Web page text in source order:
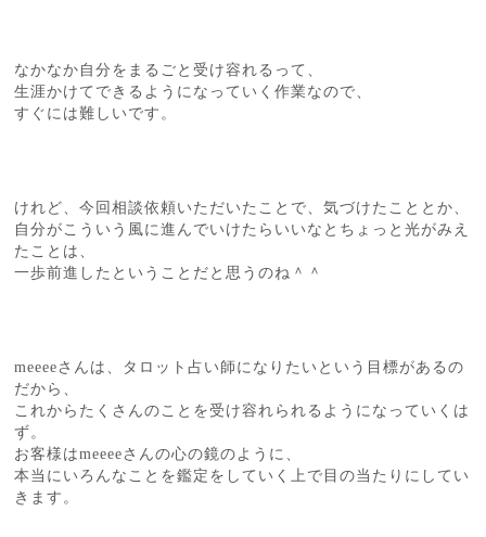
なかなか自分をまるごと受け容れるって、
生涯かけてできるようになっていく作業なので、
すぐには難しいです。
けれど、今回相談依頼いただいたことで、気づけたこととか、
自分がこういう風に進んでいけたらいいなとちょっと光がみえ
たことは、
一歩前進したということだと思うのね＾＾
meeeeさんは、タロット占い師になりたいという目標があるの
だから、
これからたくさんのことを受け容れられるようになっていくは
ず。
お客様はmeeeeさんの心の鏡のように、
本当にいろんなことを鑑定をしていく上で目の当たりにしてい
きます。